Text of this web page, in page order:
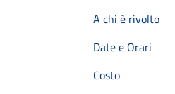
A chi è rivolto
Date e Orari
Costo